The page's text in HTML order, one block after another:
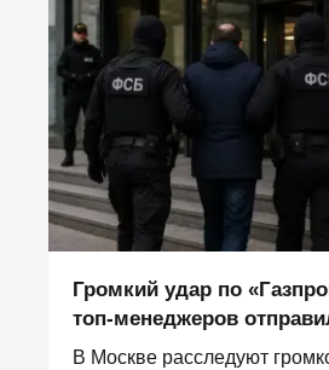
Громкий удар по
топ-менеджеров
В Москве расследуют